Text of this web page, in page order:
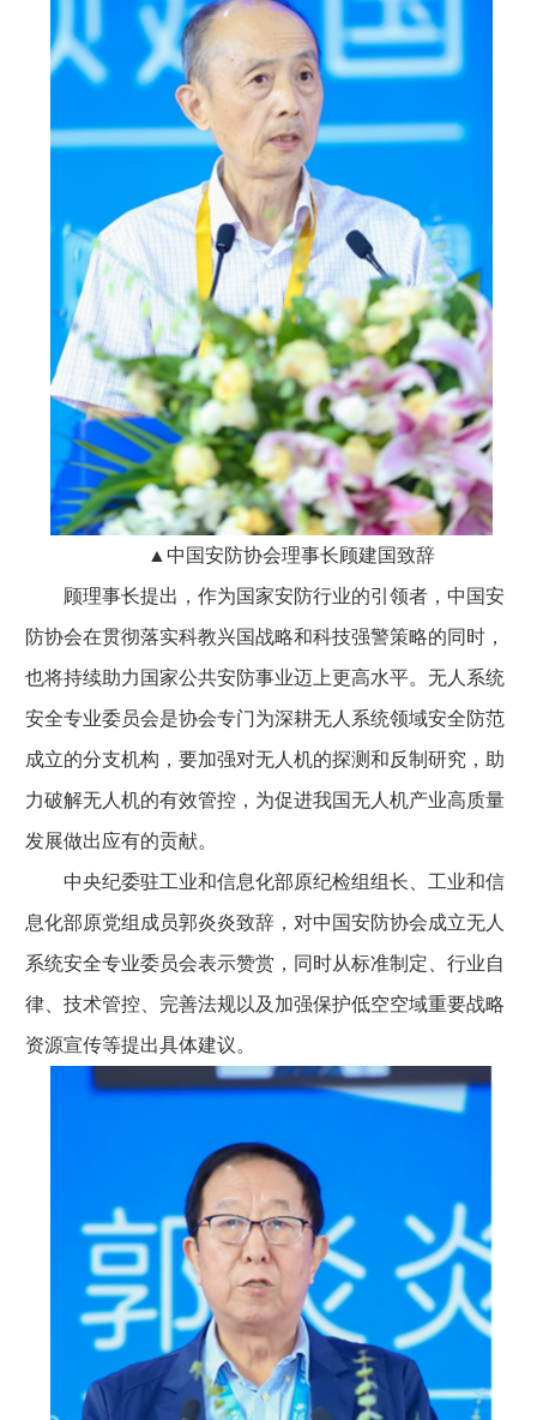
▲中国安防协会理事长顾建国致辞
顾理事长提出，作为国家安防行业的引领者，中国安
防协会在贯彻落实科教兴国战略和科技强警策略的同时，
也将持续助力国家公共安防事业迈上更高水平。无人系统
安全专业委员会是协会专门为深耕无人系统领域安全防范
成立的分支机构，要加强对无人机的探测和反制研究，助
力破解无人机的有效管控，为促进我国无人机产业高质量
发展做出应有的贡献。
中央纪委驻工业和信息化部原纪检组组长、工业和信
息化部原党组成员郭炎炎致辞，对中国安防协会成立无人
系统安全专业委员会表示赞赏，同时从标准制定、行业自
律、技术管控、完善法规以及加强保护低空空域重要战略
资源宣传等提出具体建议。